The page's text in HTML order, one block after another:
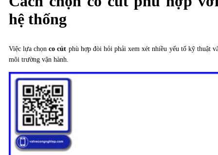
hệ thống
Việc lựa chọnco cút phù hợp đòi hỏi phải xem xét nhiều yếu tố kỹ thuật
môi trường vận hành.